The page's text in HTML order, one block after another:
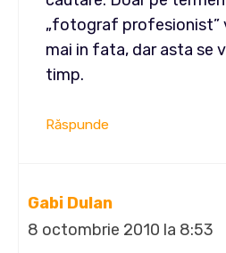
„fotograf profesionist”
mai in fata, dar asta se
timp.
Răspunde
Gabi Dulan
8 octombrie 2010 la 8:53